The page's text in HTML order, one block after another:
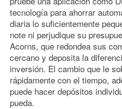
tecnología para ahorrar
diaria lo suficientemente
note ni perjudique su
Acorns, que redondea sus
cercano y deposita la
inversión. El cambio que le
rápidamente con el tiempo,
puede hacer depósitos
pueda.